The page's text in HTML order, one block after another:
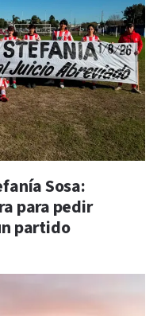
Sosa:
para pedir
partido